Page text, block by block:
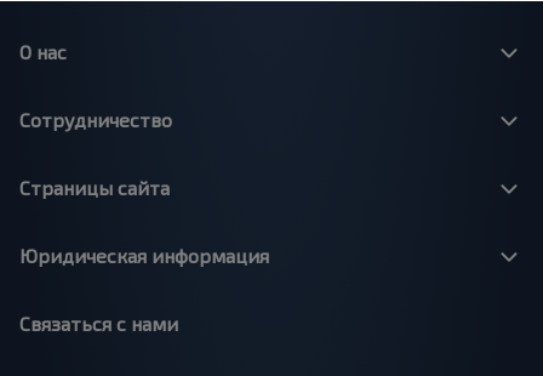
О нас
Сотрудничество
Страницы сайта
Юридическая информация
Связаться с нами